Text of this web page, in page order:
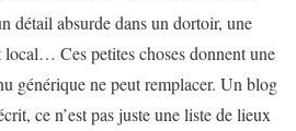
détail absurde dans un dortoir, une
local… Ces petites choses donnent une
générique ne peut remplacer. Un blog
ce n’est pas juste une liste de lieux